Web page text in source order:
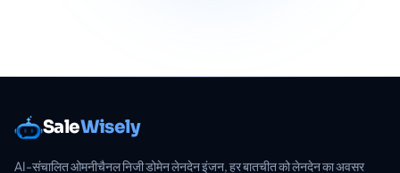
SaleWisely
AI-संचालित ओमनीचैनल निजी डोमेन लेनदेन इंजन, हर बातचीत को लेनदेन का अवसर